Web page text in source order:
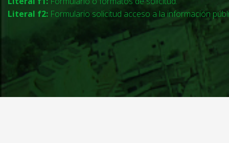
Literal f2: Formulario solicitud acceso a la información